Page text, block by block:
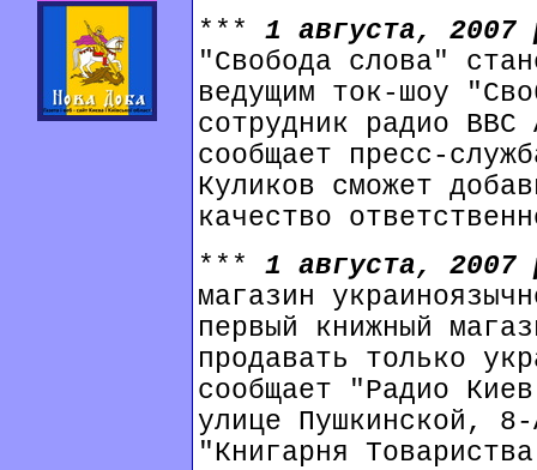
*** 1 августа,
"Свобода слова"
ведущим ток-шоу
сотрудник радио
сообщает пресс-
Куликов сможет
качество
*** 1 августа,
магазин
первый книжный
продавать только
сообщает "Радио
улице Пушкинской,
"Книгарня